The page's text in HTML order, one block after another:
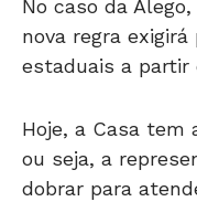
No caso da
nova regra
estaduais a partir
Hoje, a Casa tem
ou seja, a
dobrar para